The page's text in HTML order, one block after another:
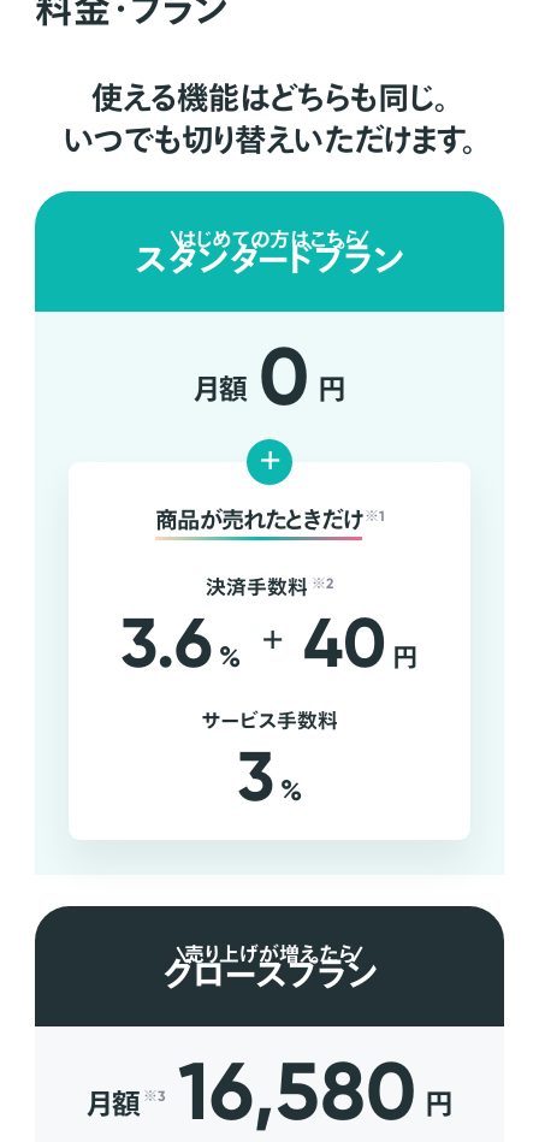
料金・プラン
使える機能はどちらも同じ。
いつでも切り替えいただけます。
はじめての方はこちら
スタンダードプラン
月額 0 円
+
商品が売れたときだけ ※1
決済手数料 ※2
3.6 % + 40 円
サービス手数料
3 %
売り上げが増えたら
グロースプラン
月額 ※3 16,580 円